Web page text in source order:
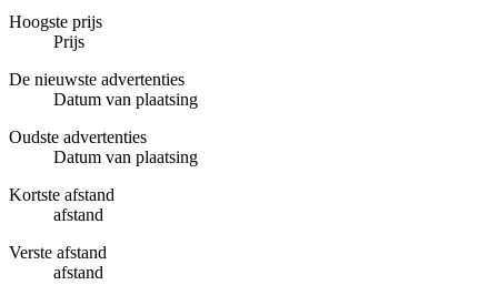
Hoogste prijs
Prijs
De nieuwste advertenties
Datum van plaatsing
Oudste advertenties
Datum van plaatsing
Kortste afstand
afstand
Verste afstand
afstand